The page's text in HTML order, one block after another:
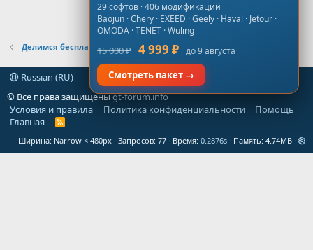
Делимся бесплатными проверенными прошивками
Russian (RU)
© Все права защищеныgt-forum.info
Условия и правила
Политика конфиденциальности
Помощь
Главная
R
S
Ширина Запросов 77 Время 0.2876s Память 4.74MB
29 софтов · 406 модификаций
Baojun · Chery · EXEED · Geely · Haval · Jetour ·
OMODA · TENET · Wuling
15 000 ₽ 4 999 ₽ до 9 августа
Смотреть пакет →